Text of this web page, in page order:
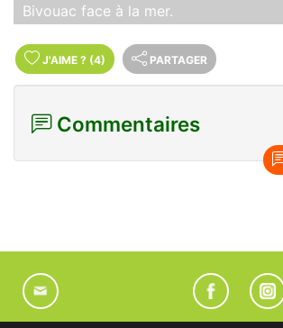
Bivouac face à la mer.
J'AIME ? (4) PARTAGER
Commentaires